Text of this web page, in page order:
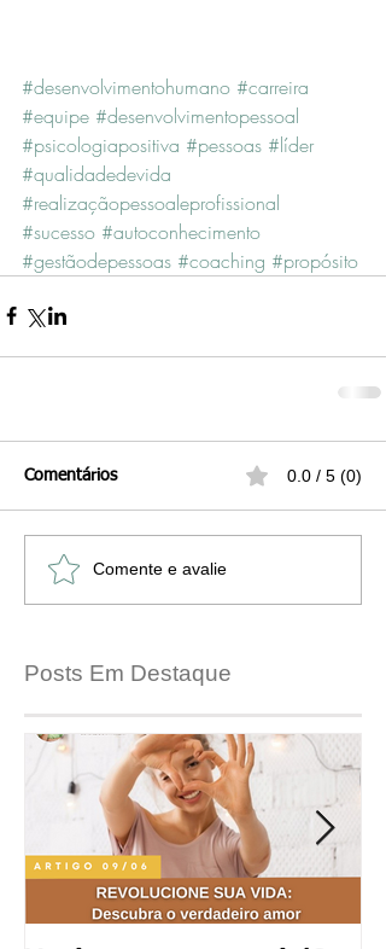
#desenvolvimentohumano #carreira
#equipe #desenvolvimentopessoal
#psicologiapositiva #pessoas #líder
#qualidadedevida
#realizaçãopessoaleprofissional
#sucesso #autoconhecimento
#gestãodepessoas #coaching #propósito
Comentários 0.0 / 5 (0)
Comente e avalie
Posts Em Destaque